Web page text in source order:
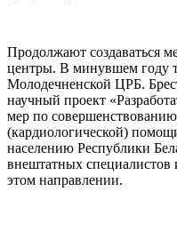
Продолжают создаваться
центры. В минувшем году
Молодечненской ЦРБ.
научный проект
мер по
(кардиологической)
населению Республики
внештатных специалистов
этом направлении.